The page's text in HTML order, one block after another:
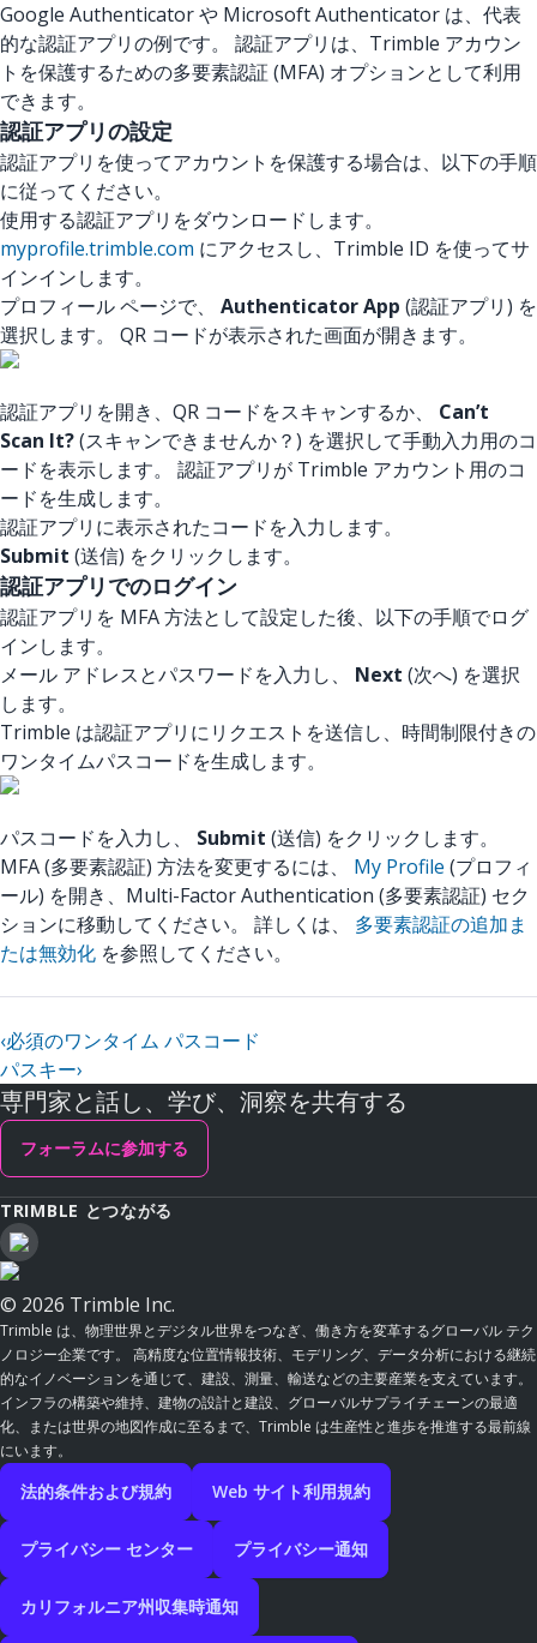
Google Authenticator や Microsoft Authenticator は、代表
的な認証アプリの例です。 認証アプリは、Trimble アカウン
トを保護するための多要素認証 (MFA) オプションとして利用
できます。
認証アプリの設定
認証アプリを使ってアカウントを保護する場合は、以下の手順
に従ってください。
使用する認証アプリをダウンロードします。
myprofile.trimble.com にアクセスし、Trimble ID を使ってサ
インインします。
プロフィール ページで、 Authenticator App (認証アプリ) を
選択します。 QR コードが表示された画面が開きます。
認証アプリを開き、QR コードをスキャンするか、 Can’t
Scan It?(スキャンできませんか？) を選択して手動入力用のコ
ードを表示します。 認証アプリが Trimble アカウント用のコ
ードを生成します。
認証アプリに表示されたコードを入力します。
Submit (送信) をクリックします。
認証アプリでのログイン
認証アプリを MFA 方法として設定した後、以下の手順でログ
インします。
メール アドレスとパスワードを入力し、 Next (次へ) を選択
します。
Trimble は認証アプリにリクエストを送信し、時間制限付きの
ワンタイムパスコードを生成します。
パスコードを入力し、 Submit (送信) をクリックします。
MFA (多要素認証) 方法を変更するには、 My Profile (プロフィ
ール) を開き、Multi-Factor Authentication (多要素認証) セク
ションに移動してください。 詳しくは、 多要素認証の追加ま
たは無効化 を参照してください。
‹必須のワンタイム パスコード
パスキー›
専門家と話し、学び、洞察を共有する
フォーラムに参加する
TRIMBLE とつながる
© 2026 Trimble Inc.
Trimble は、物理世界とデジタル世界をつなぎ、働き方を変革するグローバル テク
ノロジー企業です。 高精度な位置情報技術、モデリング、データ分析における継続
的なイノベーションを通じて、建設、測量、輸送などの主要産業を支えています。
インフラの構築や維持、建物の設計と建設、グローバルサプライチェーンの最適
化、または世界の地図作成に至るまで、Trimble は生産性と進歩を推進する最前線
にいます。
法的条件および規約 Web サイト利用規約
プライバシー センター プライバシー通知
カリフォルニア州収集時通知